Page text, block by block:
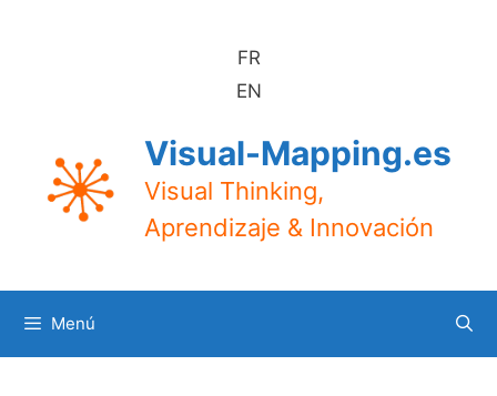
FR
EN
Visual-Mapping.es
Visual Thinking,
Aprendizaje & Innovación
Menú